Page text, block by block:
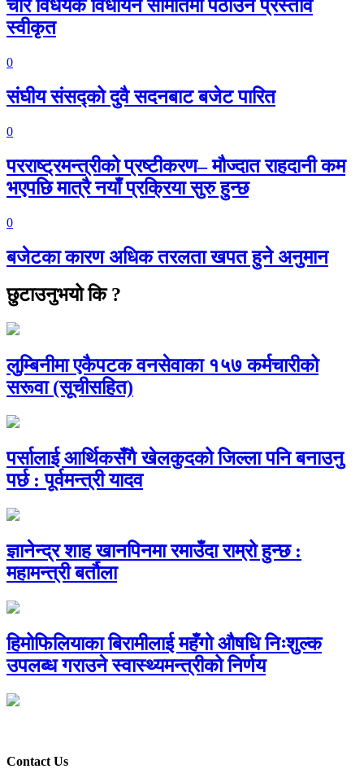
चार विधेयक विधायन समितिमा पठाउने प्रस्ताव
स्वीकृत
0
संघीय संसद्को दुवै सदनबाट बजेट पारित
0
परराष्ट्रमन्त्रीको प्रष्टीकरण– मौज्दात राहदानी कम
भएपछि मात्रै नयाँ प्रक्रिया सुरु हुन्छ
0
बजेटका कारण अधिक तरलता खपत हुने अनुमान
छुटाउनुभयो कि ?
लुम्बिनीमा एकैपटक वनसेवाका १५७ कर्मचारीको
सरूवा (सूचीसहित)
पर्सालाई आर्थिकसँगै खेलकुदको जिल्ला पनि बनाउनु
पर्छ : पूर्वमन्त्री यादव
ज्ञानेन्द्र शाह खानपिनमा रमाउँदा राम्रो हुन्छ :
महामन्त्री बर्तौला
हिमोफिलियाका बिरामीलाई महँगो औषधि निःशुल्क
उपलब्ध गराउने स्वास्थ्यमन्त्रीको निर्णय
Contact Us